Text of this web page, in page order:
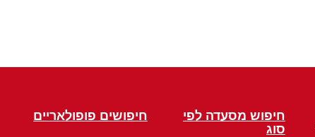
חיפוש מסעדה לפי
סוג
חיפושים פופולאריים